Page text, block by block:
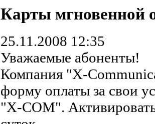
Карты мгновенной
25.11.2008 12:35
Уважаемые абоненты!
Компания "X-
форму оплаты за свои
"X-COM".